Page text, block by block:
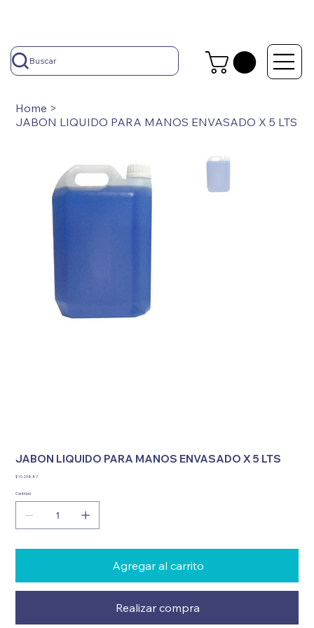
Buscar
Home >
JABON LIQUIDO PARA MANOS ENVASADO X 5 LTS
JABON LIQUIDO PARA MANOS ENVASADO X 5 LTS
Precio
$ 10.298,87
Cantidad
Agregar al carrito
Realizar compra